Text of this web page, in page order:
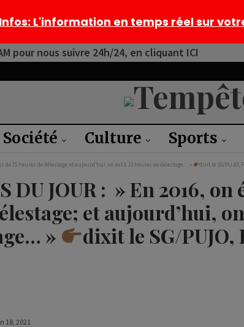
pour nous suivre 24h/24, en cliquant ICI
Société Culture Sports
de 75 heures de délestage; et aujourd’hui, on est à 13 heures de délestage… » dixit le SG/PUJO,
DU JOUR : » En 2016, on
et aujourd’hui,
»
dixit le SG/PUJO,
18, 2021
: L'information en temps réel sur